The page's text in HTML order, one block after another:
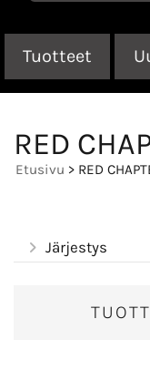
Tuotteet
RED
Etusivu > RED
Järjestys